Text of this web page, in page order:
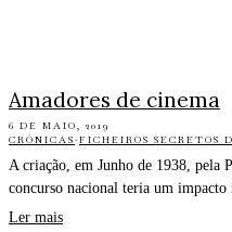
Amadores de cinema
6 DE MAIO, 2019
CRÓNICAS·FICHEIROS SECRETOS
A criação, em Junho de 1938, pela
concurso nacional teria um impacto
Ler mais